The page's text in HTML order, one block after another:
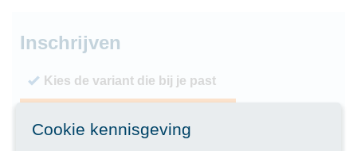
Inschrijven
Kies de variant die bij je past
14 dagen vrijblijvend proberen
Cookie kennisgeving